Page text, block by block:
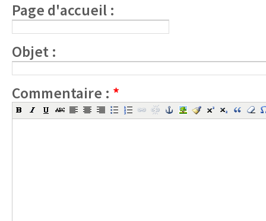
Page d'accueil :
Objet :
Commentaire : *